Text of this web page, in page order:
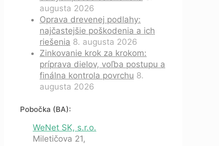
augusta 2026
Oprava drevenej podlahy:
najčastejšie poškodenia a ich
riešenia 8. augusta 2026
Zinkovanie krok za krokom:
príprava dielov, voľba postupu a
finálna kontrola povrchu 8.
augusta 2026
Pobočka (BA):
WeNet SK, s.r.o.
Miletičova 21,